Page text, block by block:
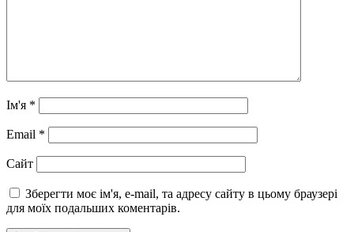
Ім'я *
Email *
Сайт
Зберегти моє ім'я, e-mail, та адресу сайту в цьому браузері
для моїх подальших коментарів.